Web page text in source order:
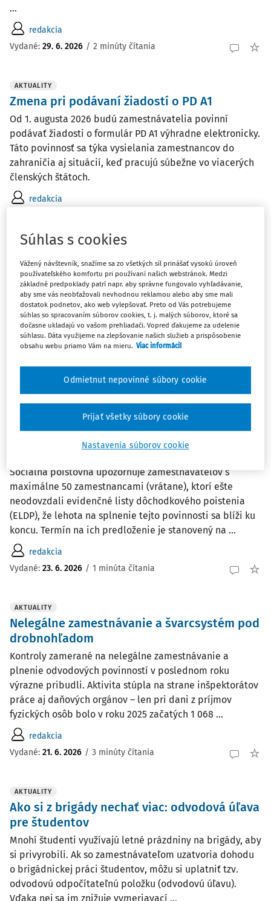
...
redakcia
Vydané: 29. 6. 2026 / 2 minúty čítania
AKTUALITY
Zmena pri podávaní žiadostí o PD A1
Od 1. augusta 2026 budú zamestnávatelia povinní
podávať žiadosti o formulár PD A1 výhradne elektronicky.
Táto povinnosť sa týka vysielania zamestnancov do
zahraničia aj situácií, keď pracujú súbežne vo viacerých
členských štátoch.
redakcia
Blíži sa finálny termín pre odložené daňové
priznania
Daňovníci, ktorí si predĺžili lehotu na podanie daňového
priznania, ho musia podať najneskôr do utorka 30. júna
2026. Do tohto termínu je potrebné aj daň zaplatiť alebo
požiadať o odklad či splátky. Termín je konečný bez
Posledný týždeň na odovzdanie ELDP
Sociálna poisťovňa upozorňuje zamestnávateľov s
maximálne 50 zamestnancami (vrátane), ktorí ešte
neodovzdali evidenčné listy dôchodkového poistenia
(ELDP), že lehota na splnenie tejto povinnosti sa blíži ku
koncu. Termín na ich predloženie je stanovený na ...
redakcia
Vydané: 23. 6. 2026 / 1 minúta čítania
AKTUALITY
Nelegálne zamestnávanie a švarcsystém pod
drobnohľadom
Kontroly zamerané na nelegálne zamestnávanie a
plnenie odvodových povinností v poslednom roku
výrazne pribudli. Aktivita stúpla na strane inšpektorátov
práce aj daňových orgánov – len pri dani z príjmov
fyzických osôb bolo v roku 2025 začatých 1 068 ...
redakcia
Vydané: 21. 6. 2026 / 3 minúty čítania
AKTUALITY
Ako si z brigády nechať viac: odvodová úľava
pre študentov
Mnohí študenti využívajú letné prázdniny na brigády, aby
si privyrobili. Ak so zamestnávateľom uzatvoria dohodu
o brigádnickej práci študentov, môžu si uplatniť tzv.
odvodovú odpočítateľnú položku (odvodovú úľavu).
Vďaka nej sa im znižuje vymeriavací ...
Súhlas s cookies
Vážený návštevník, snažíme sa zo všetkých síl prinášať vysokú úroveň
používateľského komfortu pri používaní našich webstránok. Medzi
základné predpoklady patrí napr. aby správne fungovalo vyhľadávanie,
aby sme vás neobťažovali nevhodnou reklamou alebo aby sme mali
dostatok podnetov, ako web vylepšovať. Preto od Vás potrebujeme
súhlas so spracovaním súborov cookies, t. j. malých súborov, ktoré sa
dočasne ukladajú vo vašom prehliadači. Vopred ďakujeme za udelenie
súhlasu. Dáta využijeme na zlepšovanie našich služieb a prispôsobenie
obsahu webu priamo Vám na mieru. Viac informácií
Nastavenia súborov cookie
Odmietnut nepovinné súbory cookie
Prijať všetky súbory cookie